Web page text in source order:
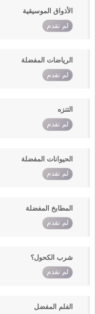
الأذواق الموسيقية
لم تقدم
الرياضات المفضلة
لم تقدم
التنزه
لم تقدم
الحيوانات المفضلة
لم تقدم
المطابخ المفضلة
لم تقدم
شرب الكحول؟
لم تقدم
الفلم المفضل